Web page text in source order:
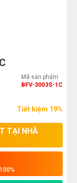
Mã sản phẩm
BFV-3003S-1C
Tiết kiệm 19%
TẠI NHÀ